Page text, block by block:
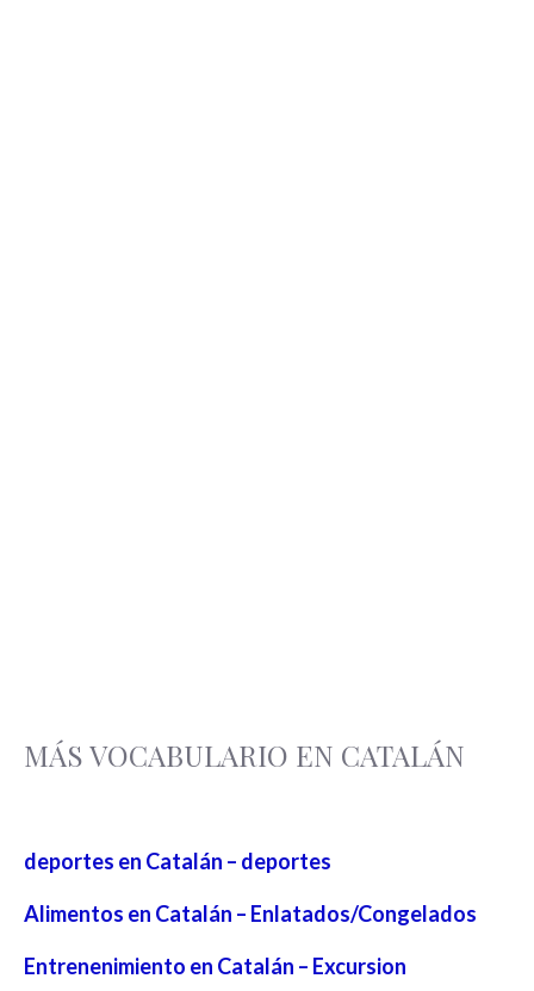
MÁS VOCABULARIO EN CATALÁN
deportes en Catalán – deportes
Alimentos en Catalán – Enlatados/Congelados
Entrenenimiento en Catalán – Excursion